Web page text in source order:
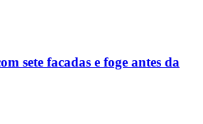
sete facadas e foge antes da